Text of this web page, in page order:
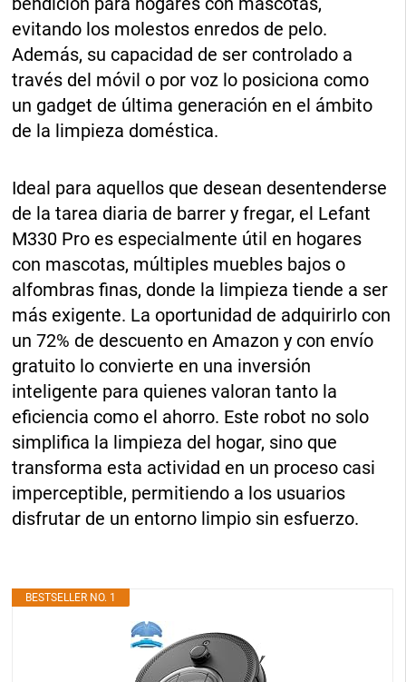
evitando los molestos enredos de pelo.
Además, su capacidad de ser controlado a
través del móvil o por voz lo posiciona como
un gadget de última generación en el ámbito
de la limpieza doméstica.
Ideal para aquellos que desean desentenderse
de la tarea diaria de barrer y fregar, el Lefant
M330 Pro es especialmente útil en hogares
con mascotas, múltiples muebles bajos o
alfombras finas, donde la limpieza tiende a ser
más exigente. La oportunidad de adquirirlo con
un 72% de descuento en Amazon y con envío
gratuito lo convierte en una inversión
inteligente para quienes valoran tanto la
eficiencia como el ahorro. Este robot no solo
simplifica la limpieza del hogar, sino que
transforma esta actividad en un proceso casi
imperceptible, permitiendo a los usuarios
disfrutar de un entorno limpio sin esfuerzo.
BESTSELLER NO. 1